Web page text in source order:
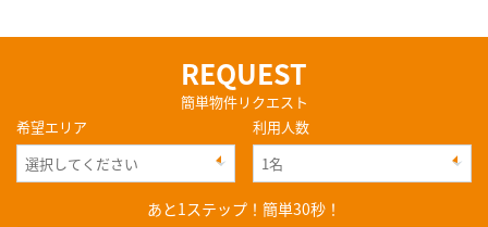
REQUEST
簡単物件リクエスト
希望エリア
利用人数
あと1ステップ！簡単30秒！